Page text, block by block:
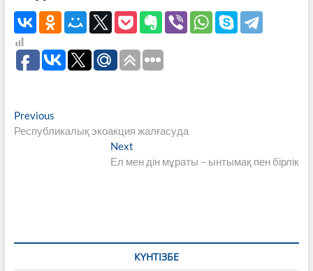
Навигация
по
PreviousPrevious
post:
Республикалық экоакция жалғасуда
Next
post:
Ел мен дін мұраты – ынтымақ пен бірлік
КҮНТІЗБЕ